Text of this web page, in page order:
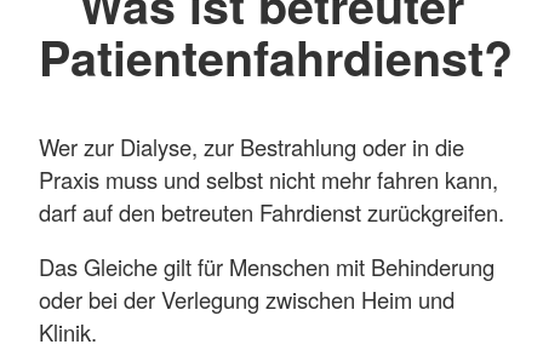
Patientenfahrdienst?
Wer zur Dialyse, zur Bestrahlung oder in die
Praxis muss und selbst nicht mehr fahren kann,
darf auf den betreuten Fahrdienst zurückgreifen.
Das Gleiche gilt für Menschen mit Behinderung
oder bei der Verlegung zwischen Heim und
Klinik.